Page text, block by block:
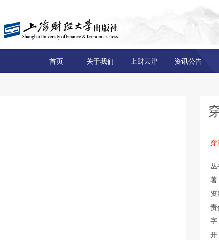
首页 关于我们 上财云津 资讯公告
穿
丛
著
资
责